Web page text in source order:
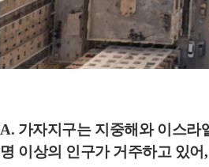
A. 가자지구는 지중해와 이스라
명 이상의 인구가 거주하고 있어,